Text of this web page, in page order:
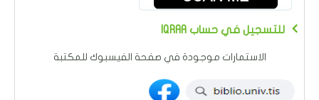
IQRAA للتسجيل في حساب
الاستمارات موجودة في صفحة الفيسبوك للمكتبة